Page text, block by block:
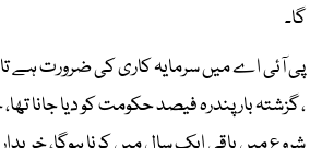
گا۔
پی آئی اے میں سرمایہ کاری کی ضرورت ہے
، گزشتہ بار پندرہ فیصد حکومت کو دیا جانا تھا،